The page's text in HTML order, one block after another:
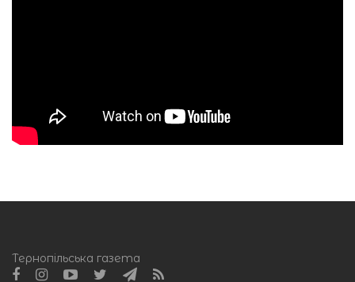
Тернопільська газета